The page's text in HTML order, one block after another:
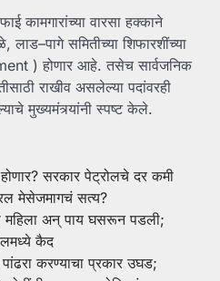
कामगारांच्या वारसा हक्काने
लाड–पागे समितीच्या शिफारशींच्या
) होणार आहे. तसेच सार्वजनिक
राखीव असलेल्या पदांवरही
मुख्यमंत्र्यांनी स्पष्ट केले.
सरकार पेट्रोलचे दर कमी
मेसेजमागचं सत्य?
महिला अन् पाय घसरून पडली;
कैद
करण्याचा प्रकार उघड;